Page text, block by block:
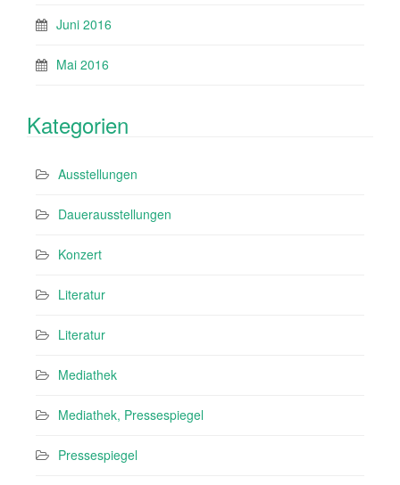
Juni 2016
Mai 2016
Kategorien
Ausstellungen
Dauerausstellungen
Konzert
Literatur
Literatur
Mediathek
Mediathek, Pressespiegel
Pressespiegel